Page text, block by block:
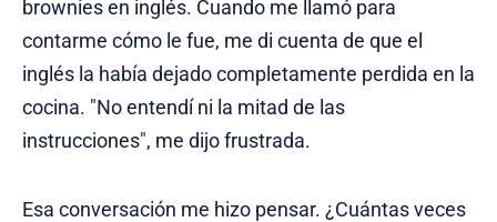
brownies en inglés. Cuando me llamó para
contarme cómo le fue, me di cuenta de que el
inglés la había dejado completamente perdida en la
cocina. "No entendí ni la mitad de las
instrucciones", me dijo frustrada.
Esa conversación me hizo pensar. ¿Cuántas veces